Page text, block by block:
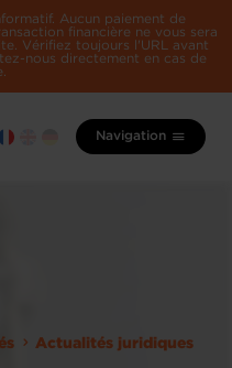
Aucun paiement de
financière ne vous sera
Vérifiez toujours l'URL avant
nous directement en cas de
Navigation
Actualités juridiques